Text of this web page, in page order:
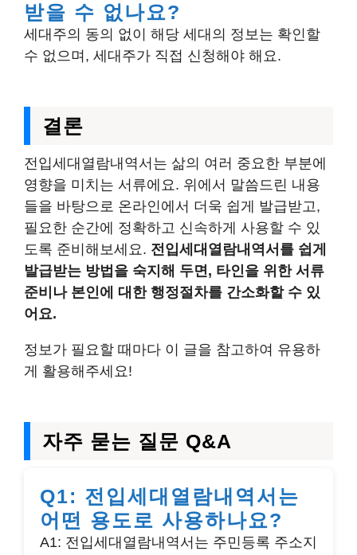
받을 수 없나요?
세대주의 동의 없이 해당 세대의 정보는 확인할
수 없으며, 세대주가 직접 신청해야 해요.
결론
전입세대열람내역서는 삶의 여러 중요한 부분에
영향을 미치는 서류에요. 위에서 말씀드린 내용
들을 바탕으로 온라인에서 더욱 쉽게 발급받고,
필요한 순간에 정확하고 신속하게 사용할 수 있
도록 준비해보세요. 전입세대열람내역서를 쉽게
발급받는 방법을 숙지해 두면, 타인을 위한 서류
준비나 본인에 대한 행정절차를 간소화할 수 있
어요.
정보가 필요할 때마다 이 글을 참고하여 유용하
게 활용해주세요!
자주 묻는 질문 Q&A
Q1: 전입세대열람내역서는
어떤 용도로 사용하나요?
A1: 전입세대열람내역서는 주민등록 주소지